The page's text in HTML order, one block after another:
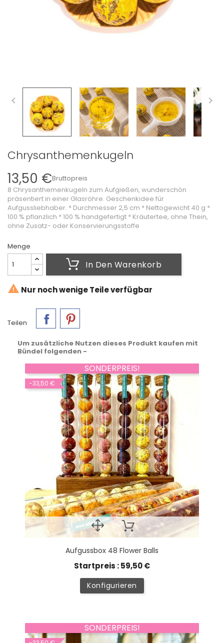
 
Chrysanthemenkugeln
13,50 €Bruttopreis
8 Chrysanthemenkugeln zum Aufgießen, wunderschön
präsentiert in einer Glasröhre. Geschenkidee für
Aufgussliebhaber. * Durchmesser 2,5 cm * Nettogewicht 40 g *
100 % pflanzlich * 100 % handgefertigt * Kräutertee, ohne Thein,
ohne Zusatz- oder Konservierungsstoffe
Menge
In Den Warenkorb
 Nur noch wenige Teile verfügbar
Teilen
Um zusätzliche Nutzen dieses Produkt kaufen mit
Bündel folgenden -
Aufgussbox 48 Flower Balls
Startpreis : 59,50 €
Konfigurieren
SONDERPREIS!
-33,50 €
SONDERPREIS!